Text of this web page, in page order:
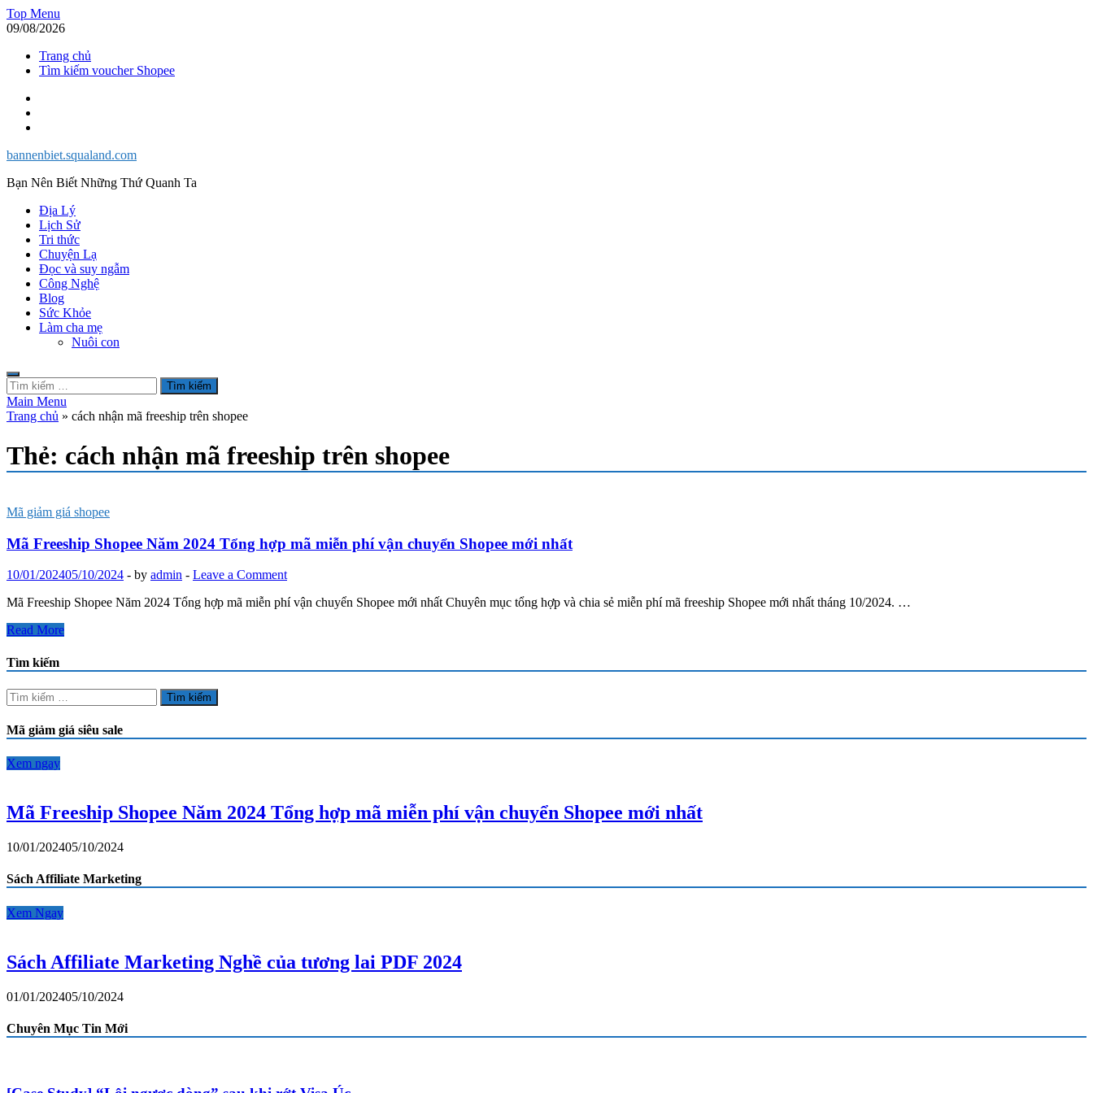
Skip
to
Top Menu
09/08/2026
Trang chủ
Tìm kiếm voucher Shopee
bannenbiet.squaland.com
Bạn Nên Biết Những Thứ Quanh Ta
Địa Lý
Lịch Sử
Tri thức
Chuyện Lạ
Đọc và suy ngẫm
Công Nghệ
Blog
Sức Khỏe
Làm cha mẹ
Nuôi con
Tìm
kiếm
cho:
Main Menu
Trang chủ » cách nhận mã freeship trên shopee
Thẻ: cách nhận mã freeship trên shopee
Mã giảm giá shopee
Mã Freeship Shopee Năm 2024 Tổng hợp mã miễn phí vận chuyển Shopee mới nhất
10/01/202405/10/2024 - by admin - Leave a Comment
Mã Freeship Shopee Năm 2024 Tổng hợp mã miễn phí vận chuyển Shopee mới nhất Chuyên mục tổng hợp và chia sẻ miễn phí mã freeship Shopee mới nhất tháng 10/2024. …
Mã
Shopee
Năm
2024
Tổng
mã
phí
Shopee
mới
Read More
Tìm kiếm
Tìm
kiếm
cho:
Mã giảm giá siêu sale
Xem ngay
Mã Freeship Shopee Năm 2024 Tổng hợp mã miễn phí vận chuyển Shopee mới nhất
10/01/202405/10/2024
Sách Affiliate Marketing
Xem Ngay
Sách Affiliate Marketing Nghề của tương lai PDF 2024
01/01/202405/10/2024
Chuyên Mục Tin Mới